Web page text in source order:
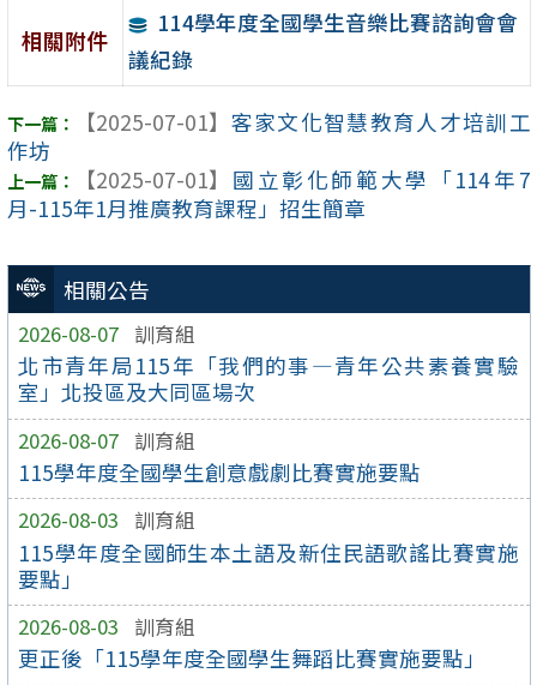
相關公告
2026-08-07 訓育組
北市青年局115年「我們的事—青年公共素養實驗
室」北投區及大同區場次
2026-08-07 訓育組
115學年度全國學生創意戲劇比賽實施要點
2026-08-03 訓育組
115學年度全國師生本土語及新住民語歌謠比賽實施
要點」
2026-08-03 訓育組
更正後「115學年度全國學生舞蹈比賽實施要點」
相關附件
114學年度全國學生音樂比賽諮詢會會
議紀錄
【2025-07-01】 客家文化智慧教育人才培訓工
作坊
【2025-07-01】 國立彰化師範大學「114年7
月-115年1月推廣教育課程」招生簡章